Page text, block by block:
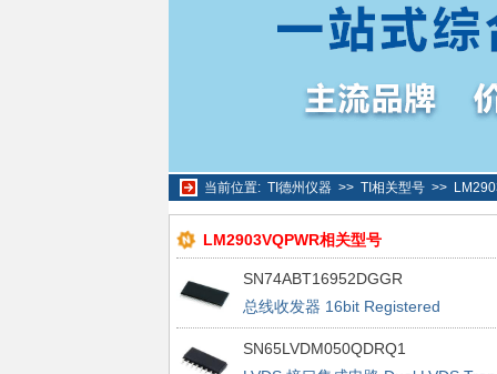
当前位置: TI德州仪器>> TI相关型号>>
LM2903VQPWR相关型号
SN74ABT16952DGGR
总线收发器 16bit Registered
SN65LVDM050QDRQ1